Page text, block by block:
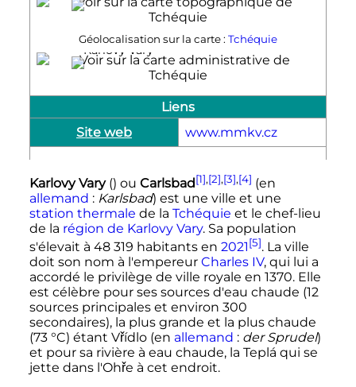
Géolocalisation sur la carte : Tchéquie
Karlovy Vary
Liens
Site web
www.mmkv.cz
Karlovy Vary() ou Carlsbad[1],[2],[3],[4] (en
allemand : Karlsbad) est une ville et une
station thermale de la Tchéquie et le chef-lieu
de la région de Karlovy Vary. Sa population
s'élevait à 48 319 habitants en 2021[5]. La ville
doit son nom à l'empereur Charles IV, qui lui a
accordé le privilège de ville royale en 1370. Elle
est célèbre pour ses sources d'eau chaude (12
sources principales et environ 300
secondaires), la plus grande et la plus chaude
(73 °C) étant Vřídlo (en allemand : der Sprudel)
et pour sa rivière à eau chaude, la Teplá qui se
jette dans l'Ohře à cet endroit.